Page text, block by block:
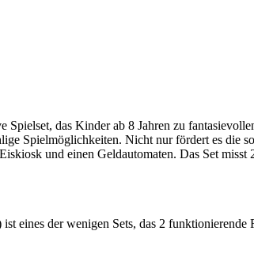
das Kinder ab 8 Jahren zu
Spielmöglichkeiten. Nicht nur fördert es
und einen Geldautomaten. Das Set
eines der wenigen Sets, das 2